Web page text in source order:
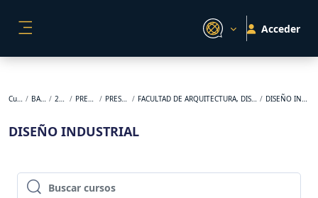
Acceder
Cursos BACKUP 2024-2 PREGRADO PRESENCIAL FACULTAD DE ARQUITECTURA, DISEÑO Y URBANISMO DISEÑO INDUSTRIAL
DISEÑO INDUSTRIAL
Buscar cursos